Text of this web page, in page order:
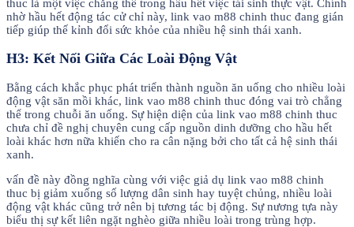
thuc là một việc chẳng thể trong hầu hết việc tái sinh thực vật. Chính
nhờ hầu hết động tác cử chỉ này, link vao m88 chinh thuc đang gián
tiếp giúp thế kỉnh đổi sức khỏe của nhiều hệ sinh thái xanh.
H3: Kết Nối Giữa Các Loài Động Vật
Bằng cách khắc phục phát triển thành nguồn ăn uống cho nhiều loài
động vật săn mồi khác, link vao m88 chinh thuc đóng vai trò chẳng
thể trong chuỗi ăn uống. Sự hiện diện của link vao m88 chinh thuc
chưa chỉ đề nghị chuyên cung cấp nguồn dinh dưỡng cho hầu hết
loài khác hơn nữa khiến cho ra cân nặng bởi cho tất cả hệ sinh thái
xanh.
vấn đề này đồng nghĩa cùng với việc giả dụ link vao m88 chinh
thuc bị giảm xuống số lượng dân sinh hay tuyệt chủng, nhiều loài
động vật khác cũng trở nên bị tương tác bị động. Sự nương tựa này
biểu thị sự kết liên ngặt nghèo giữa nhiều loài trong trùng hợp.